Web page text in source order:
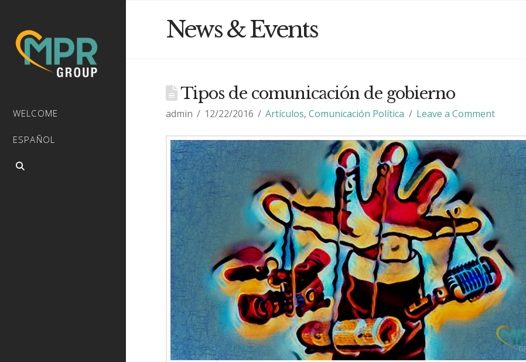
WELCOME
ESPAÑOL
News & Events
Tipos de comunicación de gobierno
admin 12/22/2016 Artículos,Comunicación Política Leave a Comment